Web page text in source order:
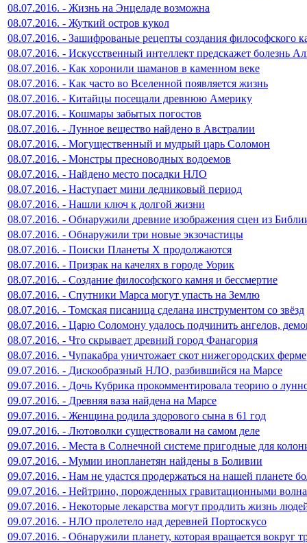
08.07.2016. - Жизнь на Энцеладе возможна
08.07.2016. - Жуткий остров кукол
08.07.2016. - Зашифрованые рецепты создания философского
08.07.2016. - Искусственный интеллект предскажет болезнь
08.07.2016. - Как хоронили шаманов в каменном веке
08.07.2016. - Как часто во Вселенной появляется жизнь
08.07.2016. - Китайцы посещали древнюю Америку
08.07.2016. - Кошмары забытых погостов
08.07.2016. - Лунное вещество найдено в Австралии
08.07.2016. - Могущественный и мудрый царь Соломон
08.07.2016. - Монстры пресноводных водоемов
08.07.2016. - Найдено место посадки НЛО
08.07.2016. - Наступает мини ледниковый период
08.07.2016. - Нашли ключ к долгой жизни
08.07.2016. - Обнаружили древние изображения сцен из
08.07.2016. - Обнаружили три новые экзочастицы
08.07.2016. - Поиски Планеты Х продолжаются
08.07.2016. - Призрак на качелях в городе Уорик
08.07.2016. - Создание философского камня и бессмертие
08.07.2016. - Спутники Марса могут упасть на Землю
08.07.2016. - Томская писаница сделана инструментом со звёзд
08.07.2016. - Царю Соломону удалось подчинить ангелов,
08.07.2016. - Что скрывает древний город Фанагория
08.07.2016. - Чупакабра уничтожает скот нижегородских
09.07.2016. - Дискообразный НЛО, разбившийся на Марсе
09.07.2016. - Дочь Кубрика прокомментировала теорию о
09.07.2016. - Древняя ваза найдена на Марсе
09.07.2016. - Женщина родила здорового сына в 61 год
09.07.2016. - Лютоволки существовали на самом деле
09.07.2016. - Места в Солнечной системе пригодные для
09.07.2016. - Мумии инопланетян найдены в Боливии
09.07.2016. - Нам не удастся продержаться на нашей планете
09.07.2016. - Нейтрино, порожденных гравитационными
09.07.2016. - Некоторые лекарства могут продлить жизнь
09.07.2016. - НЛО пролетело над деревней Портоскусо
09.07.2016. - Обнаружили планету, которая вращается вокруг